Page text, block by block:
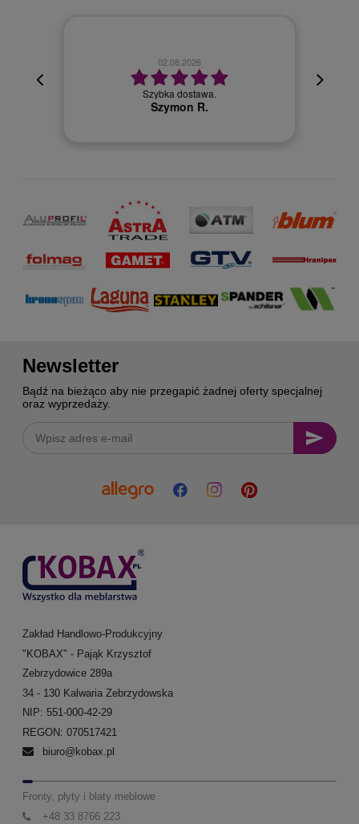
02.08.2026
Szybka dostawa.
Szymon R.
Newsletter
Bądź na bieżąco aby nie przegapić żadnej oferty specjalnej
oraz wyprzedaży.
Zakład Handlowo-Produkcyjny
"KOBAX" - Pająk Krzysztof
Zebrzydowice 289a
34 - 130 Kalwaria Zebrzydowska
NIP: 551-000-42-29
REGON: 070517421
biuro@kobax.pl
Fronty, płyty i blaty meblowe
+48 33 8766 223